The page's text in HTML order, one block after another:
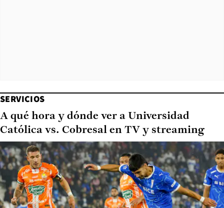
SERVICIOS
A qué hora y dónde ver a Universidad
Católica vs. Cobresal en TV y streaming